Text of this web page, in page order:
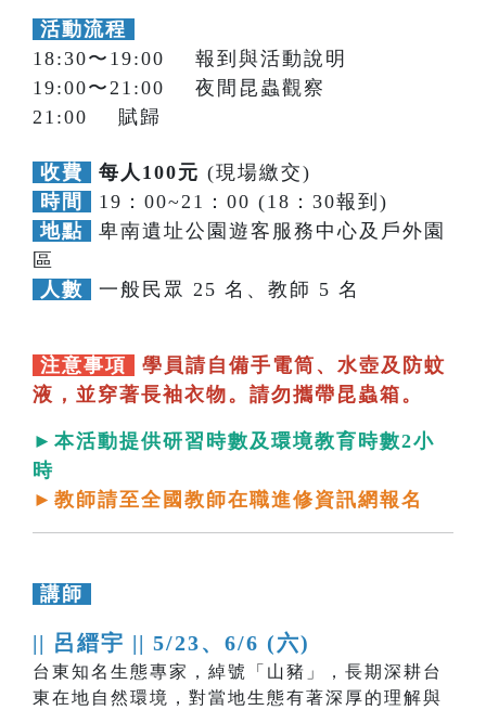
活動流程
18:30〜19:00 報到與活動說明
19:00〜21:00 夜間昆蟲觀察
21:00 賦歸
收費 每人100元 (現場繳交)
時間
19：00~21：00 (18：30報到)
地點
卑南遺址公園遊客服務中心及戶外園
區
人數
一般民眾 25 名、教師 5 名
注意事項
學員請自備手電筒、水壺及防蚊
液，並穿著長袖衣物。請勿攜帶昆蟲箱。
►本活動提供研習時數及環境教育時數2小
時
►教師請至全國教師在職進修資訊網報名
講師
|| 呂縉宇 || 5/23、6/6 (六)
台東知名生態專家，綽號「山豬」，長期深耕台
東在地自然環境，對當地生態有著深厚的理解與